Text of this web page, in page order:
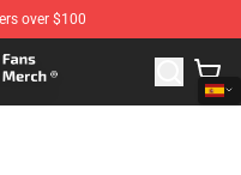
over $100
Smoke Merchandise